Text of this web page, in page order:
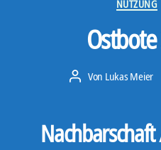
NUTZUNG
Beitragsautor
Von Lukas Meier